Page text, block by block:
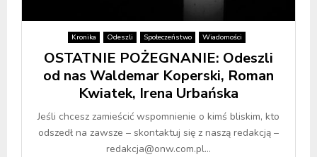
Kronika Odeszli Społeczeństwo Wiadomości
OSTATNIE POŻEGNANIE: Odeszli
od nas Waldemar Koperski, Roman
Kwiatek, Irena Urbańska
Jeśli chcesz zamieścić wspomnienie o kimś bliskim, kto
odszedł na zawsze – skontaktuj się z naszą redakcją –
redakcja@onw.com.pl...